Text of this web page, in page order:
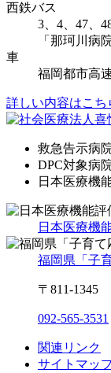
西鉄バス
3、4、47、
「那珂川病
車
福岡都市高
詳しい内容はこち
救急告示病
DPC対象病
日本医療機
日本医療機
福岡県「子
〒811-1345
092-565-3531
関連リンク
サイトマッ